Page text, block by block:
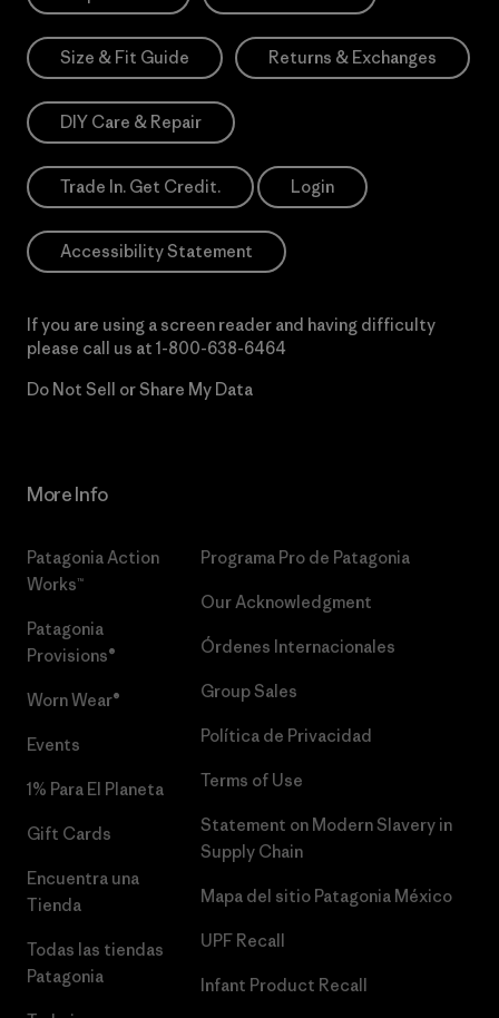
Size & Fit Guide Returns & Exchanges
DIY Care & Repair
Trade In. Get Credit. Login
Accessibility Statement
If you are using a screen reader and having difficulty
please call us at 1-800-638-6464
Do Not Sell or Share My Data
More Info
Patagonia Action
Works™
Patagonia
Provisions®
Worn Wear®
Events
1% Para El Planeta
Gift Cards
Encuentra una
Tienda
Todas las tiendas
Patagonia
Programa Pro de Patagonia
Our Acknowledgment
Órdenes Internacionales
Group Sales
Política de Privacidad
Terms of Use
Statement on Modern Slavery in
Supply Chain
Mapa del sitio Patagonia México
UPF Recall
Infant Product Recall